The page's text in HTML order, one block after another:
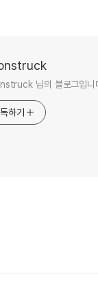
님의 블로그입니
하기